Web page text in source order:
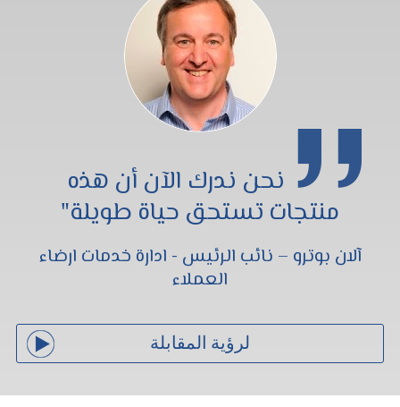
نحن ندرك الآن أن هذه
منتجات تستحق حياة طويلة"
آلان بوترو – نائب الرئيس - ادارة خدمات ارضاء
العملاء
لرؤية المقابلة